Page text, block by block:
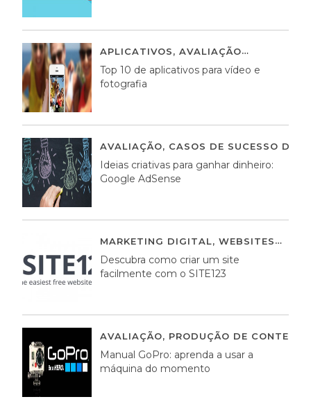
APLICATIVOS, AVALIAÇÃO
Top 10 de aplicativos para vídeo e
fotografia
AVALIAÇÃO, CASOS DE SUCESSO DE
Ideias criativas para ganhar dinheiro:
Google AdSense
MARKETING DIGITAL, WEBSITES
Descubra como criar um site
facilmente com o SITE123
AVALIAÇÃO, PRODUÇÃO DE
Manual GoPro: aprenda a usar a
máquina do momento